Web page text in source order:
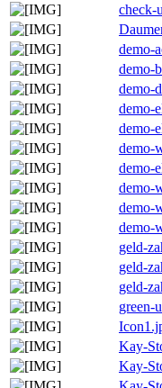
check-
demo-
demo-
demo-
demo-
demo-
demo-
demo-
demo-
demo-
demo-
geld-
geld-
geld-
green-
Kay-
Kay-